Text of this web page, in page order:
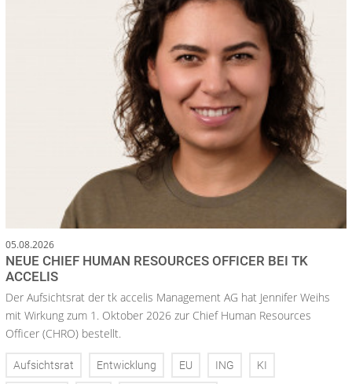
05.08.2026
NEUE CHIEF HUMAN RESOURCES OFFICER BEI TK
ACCELIS
Der Aufsichtsrat der tk accelis Management AG hat Jennifer Weihs
mit Wirkung zum 1. Oktober 2026 zur Chief Human Resources
Officer (CHRO) bestellt.
Aufsichtsrat Entwicklung EU ING KI